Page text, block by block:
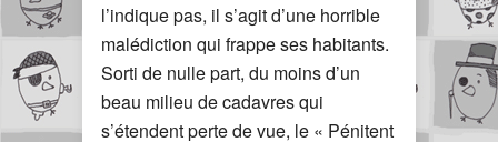
l’indique pas, il s’agit d’une horrible
malédiction qui frappe ses habitants.
Sorti de nulle part, du moins d’un
beau milieu de cadavres qui
s’étendent perte de vue, le « Pénitent